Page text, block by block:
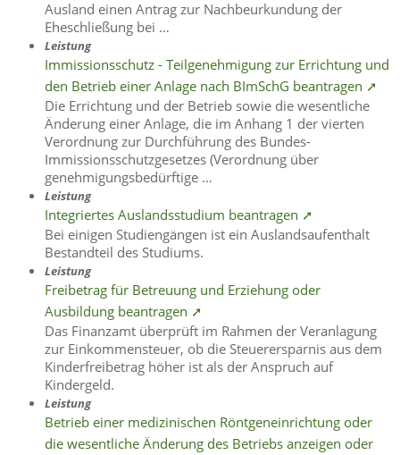
Ausland einen Antrag zur Nachbeurkundung der
Eheschließung bei …
Leistung
Immissionsschutz - Teilgenehmigung zur Errichtung und
den Betrieb einer Anlage nach BImSchG beantragen ➚
Die Errichtung und der Betrieb sowie die wesentliche
Änderung einer Anlage, die im Anhang 1 der vierten
Verordnung zur Durchführung des Bundes-
Immissionsschutzgesetzes (Verordnung über
genehmigungsbedürftige …
Leistung
Integriertes Auslandsstudium beantragen ➚
Bei einigen Studiengängen ist ein Auslandsaufenthalt
Bestandteil des Studiums.
Leistung
Freibetrag für Betreuung und Erziehung oder
Ausbildung beantragen ➚
Das Finanzamt überprüft im Rahmen der Veranlagung
zur Einkommensteuer, ob die Steuerersparnis aus dem
Kinderfreibetrag höher ist als der Anspruch auf
Kindergeld.
Leistung
Betrieb einer medizinischen Röntgeneinrichtung oder
die wesentliche Änderung des Betriebs anzeigen oder